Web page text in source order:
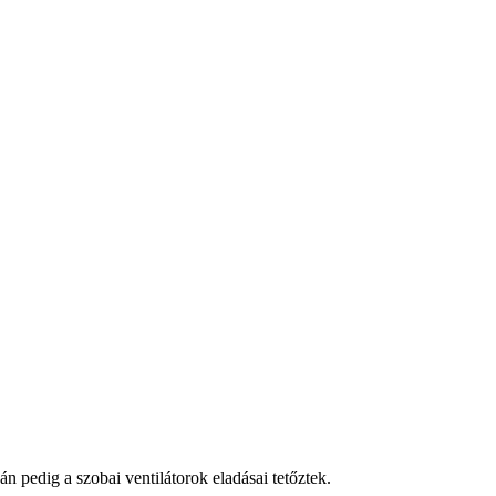
pedig a szobai ventilátorok eladásai tetőztek.